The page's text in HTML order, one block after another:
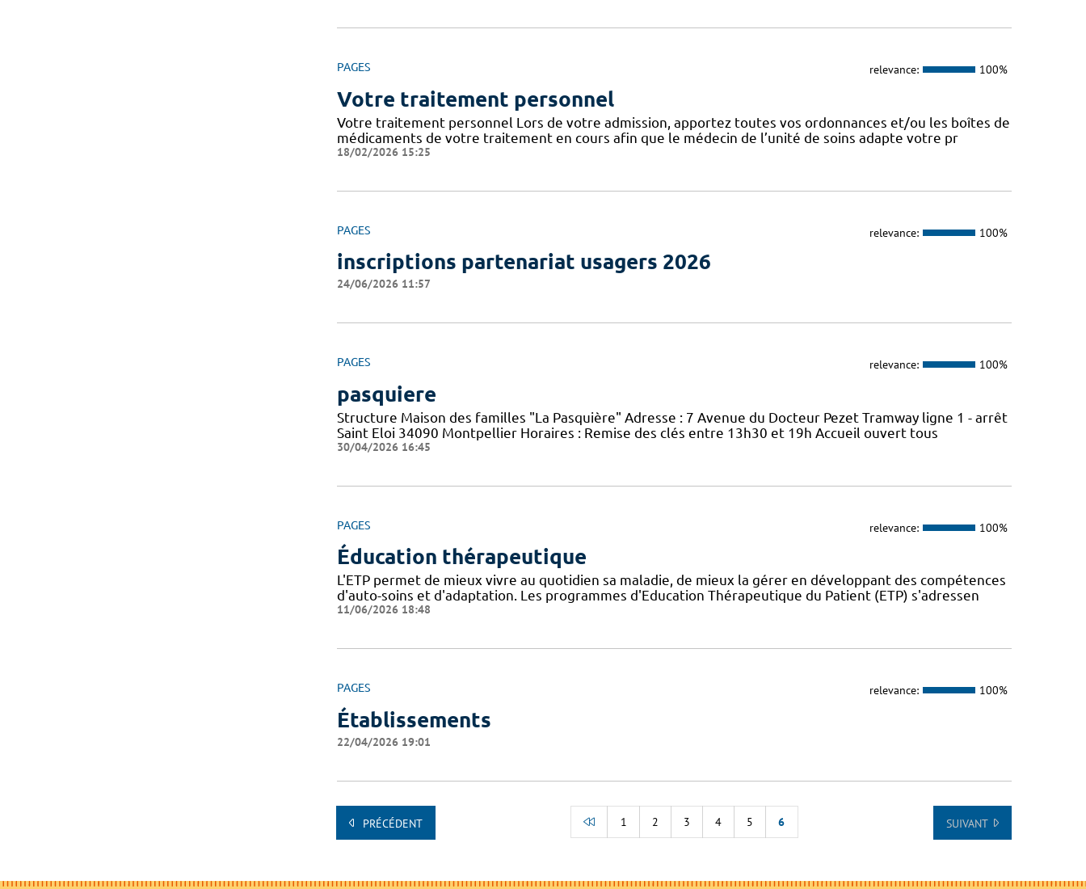
PAGES relevance: 100%
Votre traitement personnel
Votre traitement personnel Lors de votre admission, apportez toutes vos ordonnances et/ou les boîtes de
médicaments de votre traitement en cours afin que le médecin de l’unité de soins adapte votre pr
18/02/2026 15:25
PAGES relevance: 100%
inscriptions partenariat usagers 2026
24/06/2026 11:57
PAGES relevance: 100%
pasquiere
Structure Maison des familles "La Pasquière" Adresse : 7 Avenue du Docteur Pezet Tramway ligne 1 - arrêt
Saint Eloi 34090 Montpellier Horaires : Remise des clés entre 13h30 et 19h Accueil ouvert tous
30/04/2026 16:45
PAGES relevance: 100%
Éducation thérapeutique
L'ETP permet de mieux vivre au quotidien sa maladie, de mieux la gérer en développant des compétences
d'auto-soins et d'adaptation. Les programmes d'Education Thérapeutique du Patient (ETP) s'adressen
11/06/2026 18:48
PAGES relevance: 100%
Établissements
22/04/2026 19:01
PRÉCÉDENT 1 2 3 4 5 6 SUIVANT